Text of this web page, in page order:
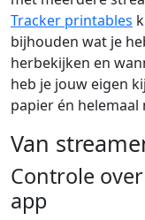
Tracker printables
bijhouden wat je
herbekijken en
heb je jouw eigen
papier én helemaal
Van
Controle
app